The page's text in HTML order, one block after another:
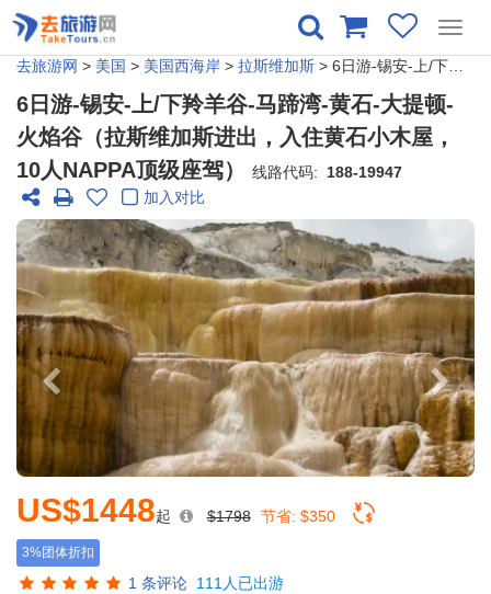
去旅游网 > 美国 > 美国西海岸 > 拉斯维加斯 > 6日游-锡安-上/下羚羊谷-马蹄湾-黄石-大提顿-火焰谷（拉斯维加斯进出，入住黄石小木屋，10人NAPPA顶级座驾）
6日游-锡安-上/下羚羊谷-马蹄湾-黄石-大提顿-
火焰谷（拉斯维加斯进出，入住黄石小木屋，
10人NAPPA顶级座驾）
线路代码: 188-19947
加入对比
US$1448起 $1798 节省: $350
3%团体折扣
1 条评论 111人已出游